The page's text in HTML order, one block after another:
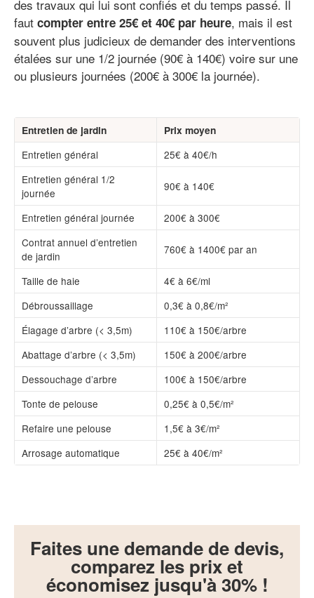
des travaux qui lui sont confiés et du temps passé. Il
faut compter entre 25€ et 40€ par heure, mais il est
souvent plus judicieux de demander des interventions
étalées sur une 1/2 journée (90€ à 140€) voire sur une
ou plusieurs journées (200€ à 300€ la journée).
Entretien de jardin
Prix moyen
Entretien général
25€ à 40€/h
Entretien général 1/2
journée
90€ à 140€
Entretien général journée
200€ à 300€
Contrat annuel d’entretien
de jardin
760€ à 1400€ par an
Taille de haie
4€ à 6€/ml
Débroussaillage
0,3€ à 0,8€/m²
Élagage d’arbre (< 3,5m)
110€ à 150€/arbre
Abattage d’arbre (< 3,5m)
150€ à 200€/arbre
Dessouchage d’arbre
100€ à 150€/arbre
Tonte de pelouse
0,25€ à 0,5€/m²
Refaire une pelouse
1,5€ à 3€/m²
Arrosage automatique
25€ à 40€/m²
Faites une demande de devis,
comparez les prix et
économisez jusqu'à 30% !